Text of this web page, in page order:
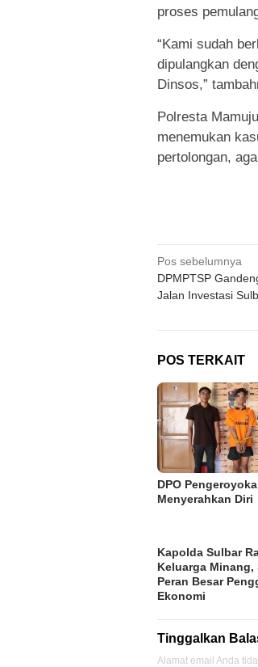
proses
“Kami sudah
dipulangkan
Dinsos,”
Polresta
menemukan
pertolongan,
Navigasi
pos
Pos sebelumnya
DPMPTSP
Jalan Investasi
POS TERKAIT
DPO
Menyerahkan Diri
Kapolda Sulbar
Keluarga Minang,
Peran Besar
Ekonomi
Tinggalkan
Alamat email Anda